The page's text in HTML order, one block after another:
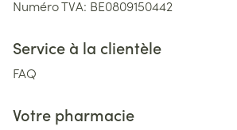
Numéro TVA: BE0809150442
Service à la clientèle
FAQ
Votre pharmacie